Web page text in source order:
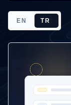
EN TR